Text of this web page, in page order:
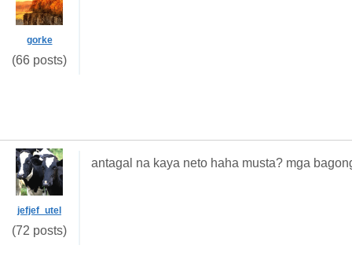
gorke
(66 posts)
jefjef_utel
(72 posts)
antagal na kaya neto haha musta? mga